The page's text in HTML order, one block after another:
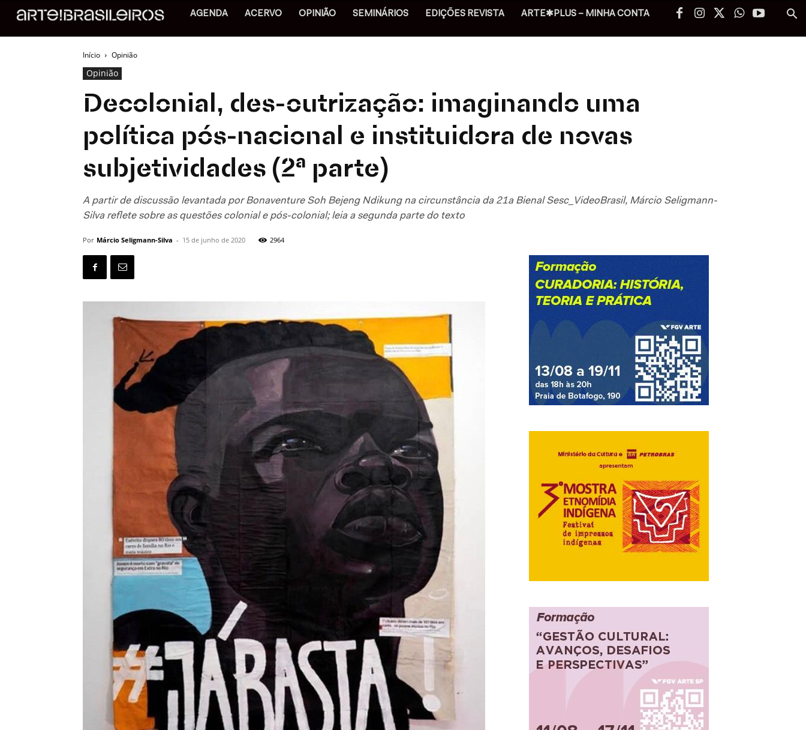
AGENDA ACERVO OPINIÃO SEMINÁRIOS EDIÇÕES REVISTA ARTE✱PLUS – MINHA CONTA
Início Opinião
Opinião
Decolonial, des-outrização: imaginando uma
política pós-nacional e instituidora de novas
subjetividades (2ª parte)
A partir de discussão levantada por Bonaventure Soh Bejeng Ndikung na circunstância da 21a Bienal Sesc_VideoBrasil, Márcio Seligmann-
Silva reflete sobre as questões colonial e pós-colonial; leia a segunda parte do texto
Por Márcio Seligmann-Silva - 15 de junho de 2020 2964